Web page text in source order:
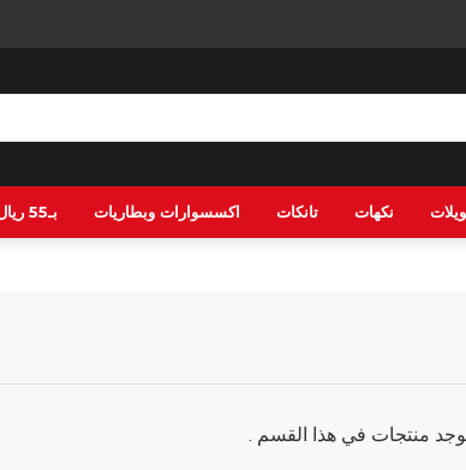
نكهات تانكات اكسسوارات وبطاريات بـ55 ريال بس!
توجد منتجات في هذا القسم .